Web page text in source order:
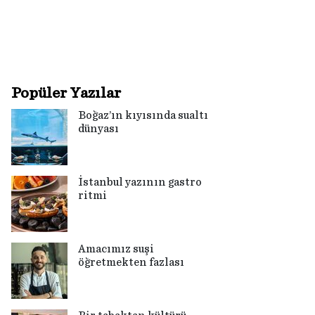
Popüler Yazılar
Boğaz’ın kıyısında sualtı
dünyası
İstanbul yazının gastro
ritmi
Amacımız suşi
öğretmekten fazlası